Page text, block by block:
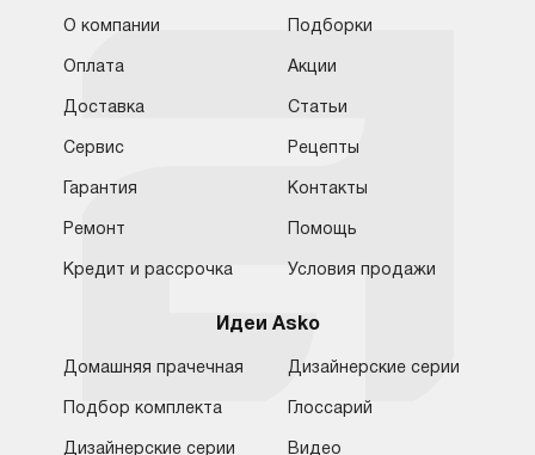
Москва
О компании
Оплата
Доставка
Сервис
Гарантия
Ремонт
Кредит и рассрочка
Подборки
Акции
Статьи
Рецепты
Контакты
Помощь
Условия продажи
Идеи Asko
Домашняя прачечная
Подбор комплекта
Дизайнерские серии
Дизайнерские серии
Глоссарий
Видео